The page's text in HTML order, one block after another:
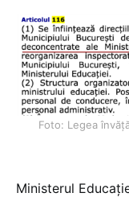
Foto: Legea
Ministerul